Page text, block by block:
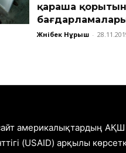
қараша
Жәнібек Нұрыш -
америкалықтардың
(USAID) арқылы